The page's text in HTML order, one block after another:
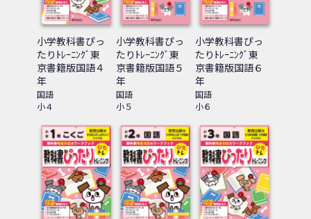
小学教科書ぴっ
たりﾄﾚｰﾆﾝｸﾞ東
京書籍版国語４
年
国語
小４
小学教科書ぴっ
たりﾄﾚｰﾆﾝｸﾞ東
京書籍版国語５
年
国語
小５
小学教科書ぴっ
たりﾄﾚｰﾆﾝｸﾞ東
京書籍版国語６
年
国語
小６